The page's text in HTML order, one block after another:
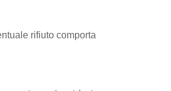
rifiuto comporta